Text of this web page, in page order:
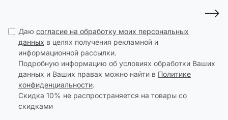
Даю согласие на обработку моих персональных
данных в целях получения рекламной и
информационной рассылки.
Подробную информацию об условиях обработки Ваших
данных и Ваших правах можно найти в Политике
конфиденциальности.
Скидка 10% не распространяется на товары со
скидками